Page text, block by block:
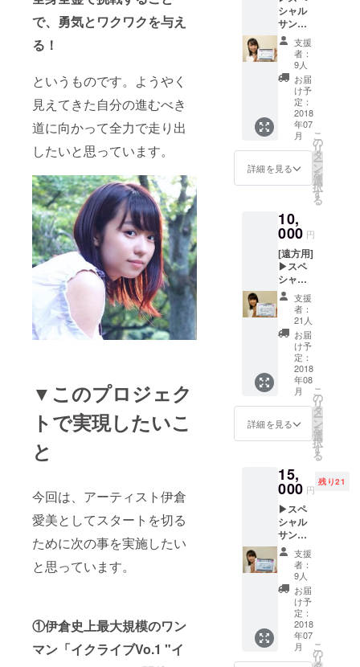
で、勇気とワクワクを与え
る！
というものです。ようやく
見えてきた自分の進むべき
道に向かって全力で走り出
したいと思っています。
▼このプロジェク
トで実現したいこ
と
今回は、アーティスト伊倉
愛美としてスタートを切る
ために次の事を実施したい
と思っています。
①伊倉史上最大規模のワン
マン「イクライブVo.1 "イ
・お絵かき
(イラスト
グッズ
「iKR,」
SUZURIにて
販売中！)
・歌ものま
ね
(レパート
リー:CHARA
き、南野陽
子、松田聖
子、北島三
郎ほか)
・バトント
ワリング
・書道(五段)
・占うこと
(西洋占星術)
・ネイル
アート
(Instagram
#IKURAnail)
・詩を読む
こと、作詞
・音楽を聴
くこと
・愛猫、動
物と戯れる
(ペットは兄
弟猫まろ
にぃ&ぽん
いお名
前） ▶
直筆サ
イン付
きお礼
状 直
筆サイ
ン付き
お礼状
を手渡
ししま
す。
手渡し
時：7月
ライブ
終演後
手渡
しの会
場：ラ
イブ会
場@恵
比寿ク
レアー
ト
▶「イ
クライ
ブ Vol.1
”イクラ
２３９
０”」ラ
イブチ
ケット
7月22
比寿ク
レアー
トで行
われる
ライブ
の入場
チケッ
トで
す。
ブレ
ポート
映像は
８月中
旬に
Youtub
eにて公
開予定
です。
備考
欄にク
レジッ
トご希
くださ
い。
（公序
良俗に
反しな
いお名
前） ▶
直筆サ
イン付
きお礼
状 直
筆サイ
ン付き
お礼状
を８月
中旬頃
に送付
セットB
・ス
カー
複
数のデ
ザイン
からお
選びい
ただけ
ます。
・タ
オル
・T
シャツ
シャル
サンク
スクレ
ジット
ライ
ブ当日
とライ
ブレ
ポート
映像に
スペ
シャル
サンク
スクレ
ジット
て、お
名前を
掲載さ
せてい
ただき
ます。
ライ
ブレ
ポート
映像は
８月中
旬に
Youtub
eにて公
開予定
です。
備考
望のお
名前を
ご記載
くださ
い。
（公序
良俗に
反しな
いお名
前） ▶
直筆サ
イン・
個別コ
メント
付きお
支援
者：
9人
お届
け予
定：
2018
年07
月
詳細を見る
こ
の
リ
タ
ー
ン
を
選
択
す
る
10,
000 円
[遠方用]
▶スペ
シャル
サンク
スクレ
ジット
ライ
ブ当日
とライ
ブレ
ポート
映像に
スペ
シャル
サンク
スクレ
とし
て、お
名前を
掲載さ
せてい
ただき
ます。
ライ
ブレ
ポート
映像は
８月中
旬に
Youtub
eにて公
支援
者：
21人
お届
け予
定：
2018
年08
月
詳細を見る
こ
の
リ
タ
ー
ン
を
選
択
す
る
15,
000 円
残り21
▶スペ
シャル
サンク
スクレ
ジット
ライ
ブ当日
とライ
ブレ
ポート
映像に
スペ
シャル
支援
者：
9人
お届
け予
定：
2018
年07
月
こ
の
リ